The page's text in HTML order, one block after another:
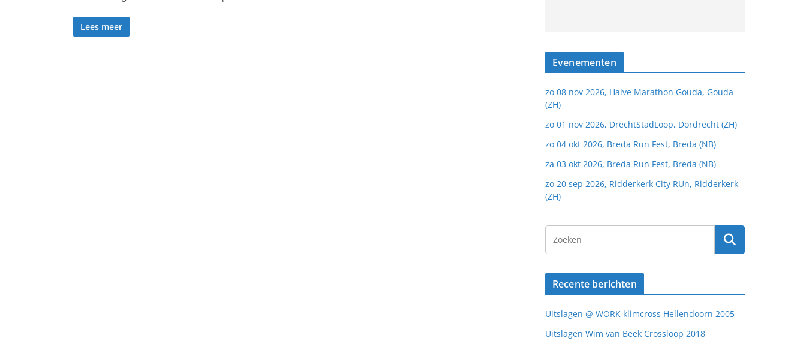
Lees meer
Evenementen
zo 08 nov 2026, Halve Marathon Gouda, Gouda
(ZH)
zo 01 nov 2026, DrechtStadLoop, Dordrecht (ZH)
zo 04 okt 2026, Breda Run Fest, Breda (NB)
za 03 okt 2026, Breda Run Fest, Breda (NB)
zo 20 sep 2026, Ridderkerk City RUn, Ridderkerk
(ZH)
Recente berichten
Uitslagen @ WORK klimcross Hellendoorn 2005
Uitslagen Wim van Beek Crossloop 2018